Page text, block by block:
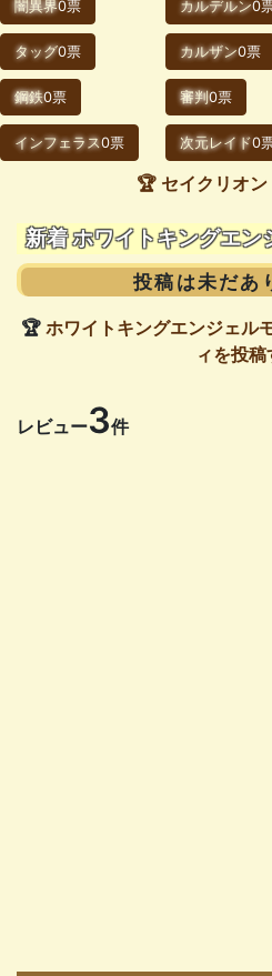
闇異界0票 カルデルン0
タッグ0票 カルザン0票
鋼鉄0票 審判0票
インフェラス0票 次元レイド0
🏆 セイクリオ
新着 ホワイトキングエン
投稿は未だあ
🏆 ホワイトキングエンジェル
ィを投稿
レビュー3件